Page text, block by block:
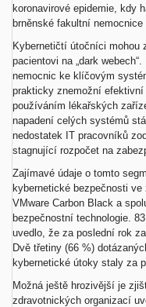
koronavirové epidemie, kdy
brněnské fakultní
Kybernetičtí útočníci mohou
pacientovi na „dark
nemocnic ke klíčovým
prakticky znemožní
používáním lékařských
napadení celých systémů
nedostatek IT pracovníků
stagnující rozpočet na
Zajímavé údaje o tomto
kybernetické bezpečnosti
VMware Carbon Black a
bezpečnostní technologie.
uvedlo, že za poslední rok
Dvě třetiny (66 %)
kybernetické útoky staly za
Možná ještě hrozivější je
zdravotnických organizací